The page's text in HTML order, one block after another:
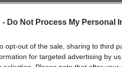
- Do Not Process My Personal
opt-out of the sale, sharing to third
for targeted advertising by
végén döntöttek a
díjas filmrendező, az MMA
műsorainak főszerkesztője.
Juliska nénitörténete című